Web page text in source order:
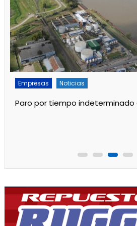
Empresas Noticias
Por mejoras en el servicio cortan